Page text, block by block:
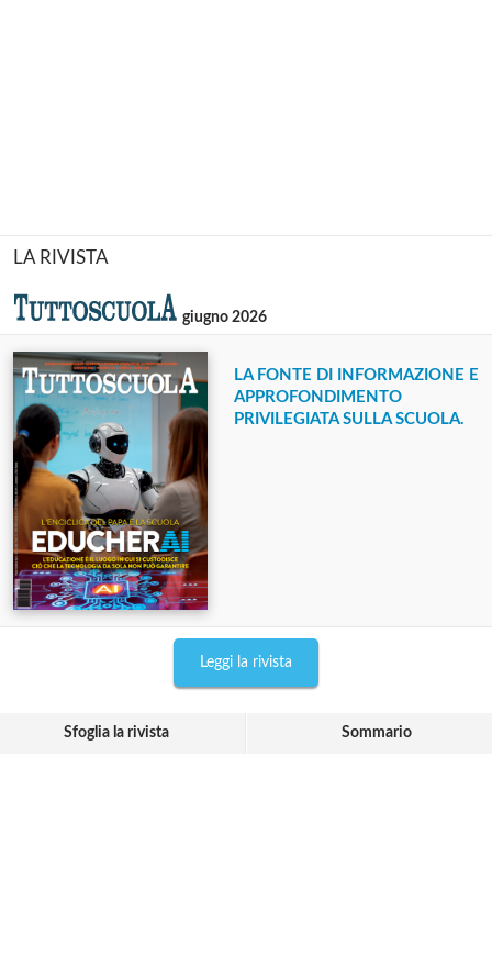
LA RIVISTA
giugno 2026
LA FONTE DI INFORMAZIONE E
APPROFONDIMENTO
PRIVILEGIATA SULLA SCUOLA.
Leggi la rivista
Sfoglia la rivista Sommario